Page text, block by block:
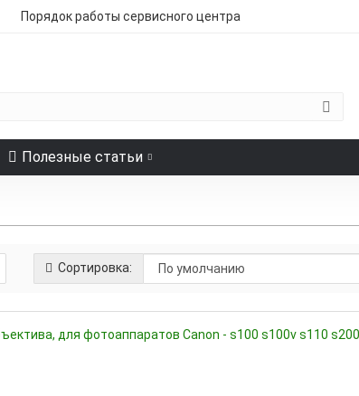
Порядок работы сервисного центра
Полезные статьи
Сортировка: